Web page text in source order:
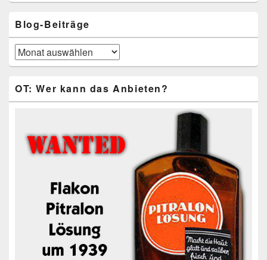
Blog-Beiträge
Blog-
Beiträge
OT: Wer kann das Anbieten?